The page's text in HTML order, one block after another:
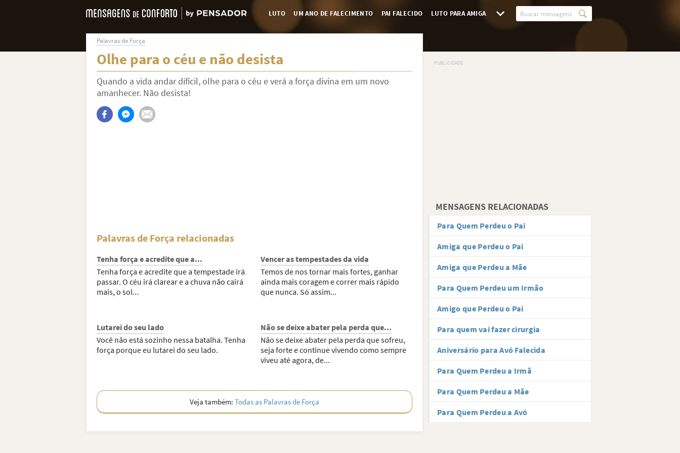
LUTO UM ANO DE FALECIMENTO PAI FALECIDO LUTO PARA AMIGA
Palavras de Força
Olhe para o céu e não desista
Quando a vida andar difícil, olhe para o céu e verá a força divina em um novo
amanhecer. Não desista!
Palavras de Força relacionadas
Tenha força e acredite que a...
Tenha força e acredite que a tempestade irá
passar. O céu irá clarear e a chuva não cairá
mais, o sol...
Vencer as tempestades da vida
Temos de nos tornar mais fortes, ganhar
ainda mais coragem e correr mais rápido
que nunca. Só assim...
Lutarei do seu lado
Você não está sozinho nessa batalha. Tenha
força porque eu lutarei do seu lado.
Não se deixe abater pela perda que...
Não se deixe abater pela perda que sofreu,
seja forte e continue vivendo como sempre
viveu até agora, de...
Veja também: Todas as Palavras de Força
MENSAGENS RELACIONADAS
Para Quem Perdeu o Pai
Amiga que Perdeu o Pai
Amiga que Perdeu a Mãe
Para Quem Perdeu um Irmão
Amigo que Perdeu o Pai
Para quem vai fazer cirurgia
Aniversário para Avó Falecida
Para Quem Perdeu a Irmã
Para Quem Perdeu a Mãe
Para Quem Perdeu a Avó